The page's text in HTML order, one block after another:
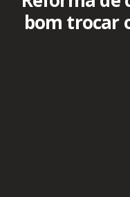
bom trocar